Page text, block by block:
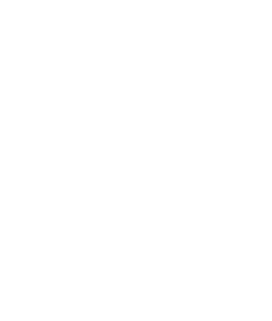
via X - U verlaat
via Facebook - U
via e-mail
via LinkedIn - U